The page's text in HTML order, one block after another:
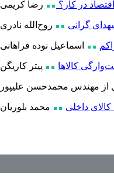
در کار؟ رضا کریمی
گرانی روح‌الله نادری
اسماعیل نوده فراهانی
کالاها پیتر کاریگن
از مهندس محمدحسن علیپور
داخلی محمد بلوریان